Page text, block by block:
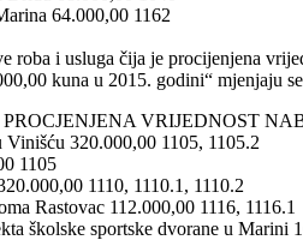
64.000,00 1162
roba i usluga čija je procijenjena
kuna u 2015. godini“ mjenjaju
VRIJEDNOST
320.000,00 1105, 1105.2
1105
1110, 1110.1, 1110.2
Rastovac 112.000,00 1116, 1116.1
školske sportske dvorane u Marini